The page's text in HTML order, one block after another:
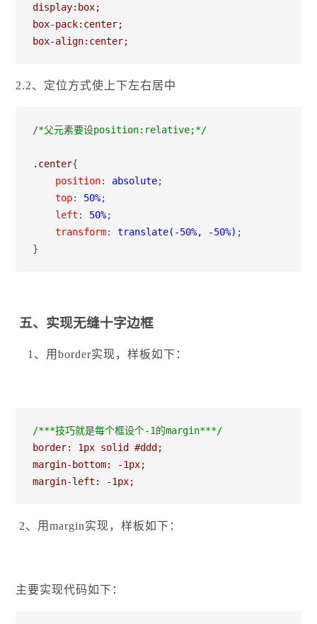
display:box;
box-pack:center;
box-align:center;
2.2、定位方式使上下左右居中
/*父元素要设position:relative;*/
.center{
    position
: absolute;
    top
: 50%;
    left
: 50%;
    transform
: translate(-50%, -50%) ;
}
五、实现无缝十字边框
1、用border实现，样板如下：
/***技巧就是每个框设个-1的margin***/
border: 1px solid #ddd;
margin-bottom: -1px;
margin-left: -1px;
2、用margin实现，样板如下：
主要实现代码如下：